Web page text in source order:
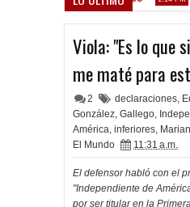
Viola: "Es lo que
me maté para
2 declaraciones,
González, Gallego,
América, inferiores,
El Mundo
11:31 a.m.
El defensor habló con el
"Independiente de
por ser titular en la